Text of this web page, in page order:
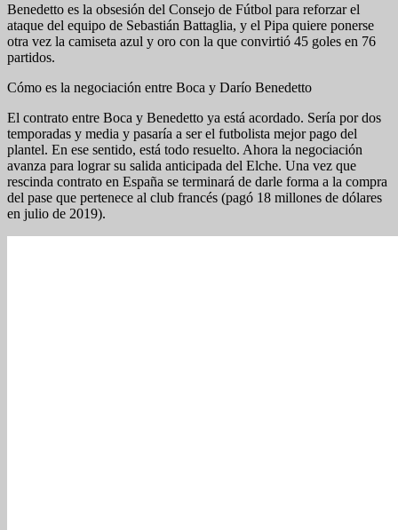
Benedetto es la obsesión del Consejo de Fútbol para reforzar el
ataque del equipo de Sebastián Battaglia, y el Pipa quiere ponerse
otra vez la camiseta azul y oro con la que convirtió 45 goles en 76
partidos.
Cómo es la negociación entre Boca y Darío Benedetto
El contrato entre Boca y Benedetto ya está acordado. Sería por dos
temporadas y media y pasaría a ser el futbolista mejor pago del
plantel. En ese sentido, está todo resuelto. Ahora la negociación
avanza para lograr su salida anticipada del Elche. Una vez que
rescinda contrato en España se terminará de darle forma a la compra
del pase que pertenece al club francés (pagó 18 millones de dólares
en julio de 2019).